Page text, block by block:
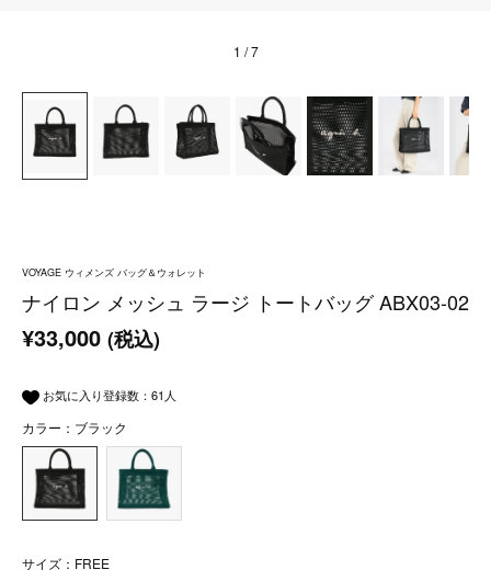
1 / 7
VOYAGE ウィメンズ バッグ＆ウォレット
ナイロン メッシュ ラージ トートバッグ ABX03-02
¥33,000 (税込)
お気に入り登録数： 61 人
カラー：ブラック
サイズ：FREE